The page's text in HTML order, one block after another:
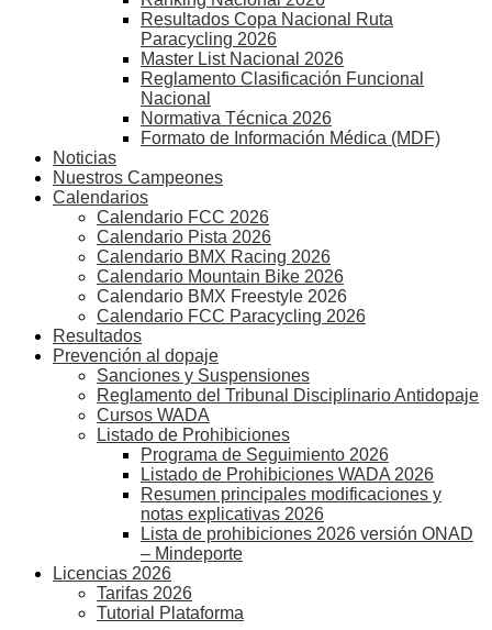
Resultados Copa Nacional Ruta
Paracycling 2026
Master List Nacional 2026
Reglamento Clasificación Funcional
Nacional
Normativa Técnica 2026
Formato de Información Médica (MDF)
Noticias
Nuestros Campeones
Calendarios
Calendario FCC 2026
Calendario Pista 2026
Calendario BMX Racing 2026
Calendario Mountain Bike 2026
Calendario BMX Freestyle 2026
Calendario FCC Paracycling 2026
Resultados
Prevención al dopaje
Sanciones y Suspensiones
Reglamento del Tribunal Disciplinario Antidopaje
Cursos WADA
Listado de Prohibiciones
Programa de Seguimiento 2026
Listado de Prohibiciones WADA 2026
Resumen principales modificaciones y
notas explicativas 2026
Lista de prohibiciones 2026 versión ONAD
– Mindeporte
Licencias 2026
Tarifas 2026
Tutorial Plataforma